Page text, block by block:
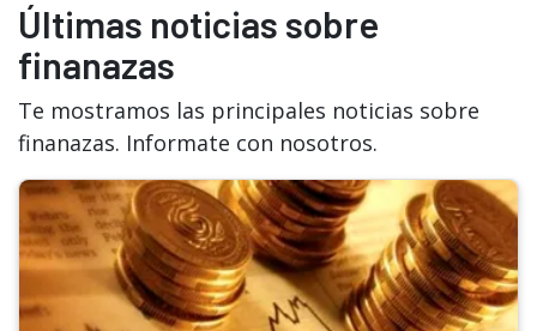
Últimas noticias sobre
finanazas
Te mostramos las principales noticias sobre
finanazas. Informate con nosotros.